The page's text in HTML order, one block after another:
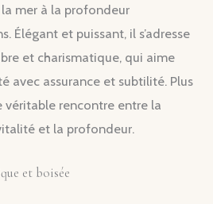
mer à la profondeur
Élégant et puissant, il s’adresse
et charismatique, qui aime
avec assurance et subtilité. Plus
véritable rencontre entre la
et la profondeur.
et boisée